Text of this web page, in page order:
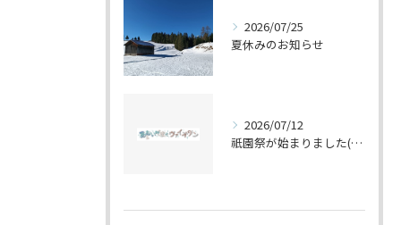
2026/07/25
夏休みのお知らせ
2026/07/12
祇園祭が始まりました(^^♪